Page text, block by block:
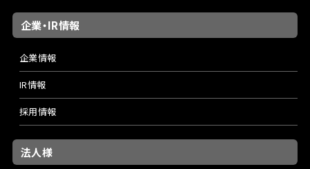
企業・IR情報
企業情報
IR情報
採用情報
法人様